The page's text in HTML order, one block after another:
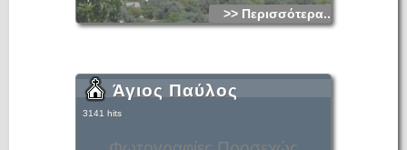
>> Περισσότερα...
Άγιος Παύλος
3141 hits